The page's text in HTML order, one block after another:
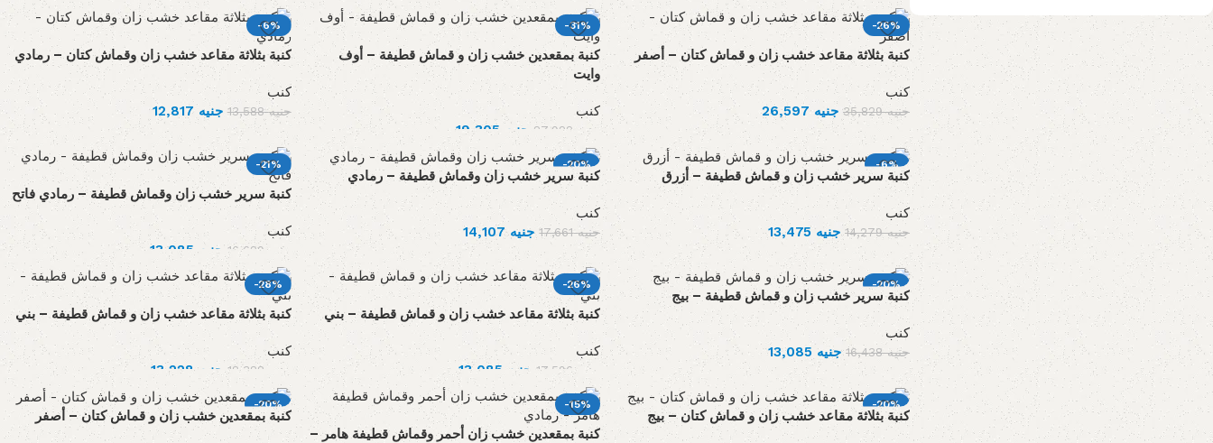
Upholstered chair
Discount 10%
Shop Now
-26%
كنبة بثلاثة مقاعد خشب زان و قماش كتان – أصفر
كنب
جنيه35,829 جنيه 26,597
-31%
كنبة بمقعدين خشب زان و قماش قطيفة – أوف
وايت
كنب
جنيه جنيه
-6%
كنبة بثلاثة مقاعد خشب زان وقماش كتان – رمادي
كنب
جنيه13,588 جنيه
-6%
كنبة سرير خشب زان و قماش قطيفة – أزرق
كنب
جنيه14,279 جنيه13,475
-20%
كنبة سرير خشب زان وقماش قطيفة – رمادي
كنب
جنيه17,661 جنيه14,107
-21%
كنبة سرير خشب زان وقماش قطيفة – رمادي فاتح
كنب
جنيه 16,629 جنيه13,085
-20%
كنبة سرير خشب زان و قماش قطيفة – بيج
كنب
جنيه16,438 جنيه
-26%
كنبة بثلاثة مقاعد خشب زان و قماش قطيفة – بني
كنب
جنيه 17,596 جنيه
-28%
كنبة بثلاثة مقاعد خشب زان و قماش قطيفة – بني
كنب
جنيه 18,388 جنيه13,228
-20%
كنبة بثلاثة مقاعد خشب زان و قماش كتان – بيج
-15%
كنبة بمقعدين خشب زان أحمر وقماش قطيفة هامر –
-20%
كنبة بمقعدين خشب زان و قماش كتان – أصفر